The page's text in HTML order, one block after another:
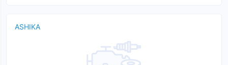
ASHIKA